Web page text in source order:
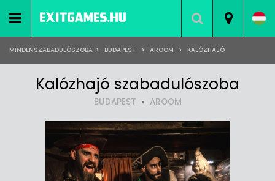
MINDENSZABADULÓSZOBA > BUDAPEST > AROOM > KALÓZHAJÓ
Kalózhajó szabadulószoba
BUDAPEST AROOM